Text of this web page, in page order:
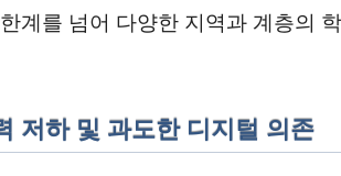
계를 넘어 다양한 지역과 계층의
저하 및 과도한 디지털 의존